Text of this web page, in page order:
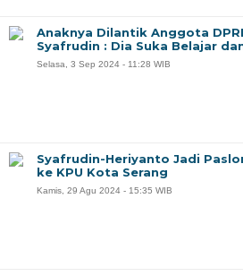
Anaknya Dilantik Anggota
Syafrudin : Dia Suka Belajar
Selasa, 3 Sep 2024 - 11:28 WIB
Syafrudin-Heriyanto Jadi
ke KPU Kota Serang
Kamis, 29 Agu 2024 - 15:35 WIB